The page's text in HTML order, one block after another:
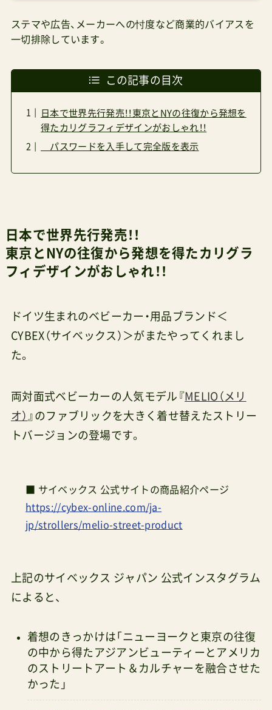
ステマや広告、メーカーへの忖度など商業的バイアスを
一切排除しています。
この記事の目次
日本で世界先行発売！！東京とNYの往復から発想を
得たカリグラフィデザインがおしゃれ！！
パスワードを入手して完全版を表示
日本で世界先行発売！！
東京とNYの往復から発想を得たカリグラ
フィデザインがおしゃれ！！
ドイツ生まれのベビーカー・用品ブランド＜
CYBEX（サイベックス）＞がまたやってくれまし
た。
両対面式ベビーカーの人気モデル『MELIO（メリ
オ） 』のファブリックを大きく着せ替えたストリー
トバージョンの登場です。
■ サイベックス 公式サイトの商品紹介ページ
https://cybex-online.com/ja-
jp/strollers/melio-street-product
上記のサイベックス ジャパン 公式インスタグラム
によると、
着想のきっかけは「ニューヨークと東京の往復
の中から得たアジアンビューティーとアメリカ
のストリートアート＆カルチャーを融合させた
かった」